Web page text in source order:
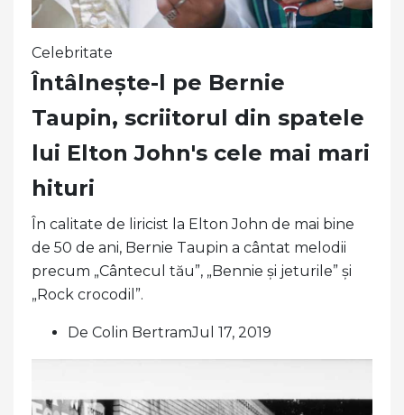
Celebritate
Întâlnește-l pe Bernie
Taupin, scriitorul din spatele
lui Elton John's cele mai mari
hituri
În calitate de liricist la Elton John de mai bine
de 50 de ani, Bernie Taupin a cântat melodii
precum „Cântecul tău”, „Bennie și jeturile” și
„Rock crocodil”.
De Colin BertramJul 17, 2019